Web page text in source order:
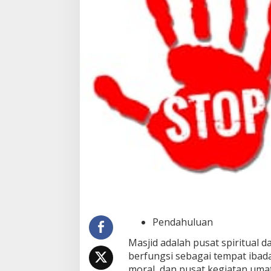
Pendahuluan
Masjid adalah pusat spiritual
berfungsi sebagai tempat